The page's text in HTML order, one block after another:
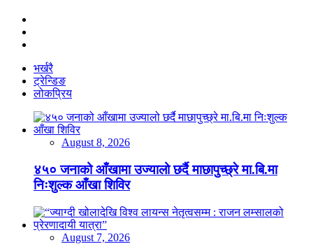
भर्खरै
ट्रेन्डिङ
लोकप्रिय
August 8, 2026
४५० जनाको आँखामा उज्यालो छर्दै माछापुच्छ्रे मा.बि.मा
निःशुल्क आँखा शिविर
August 7, 2026